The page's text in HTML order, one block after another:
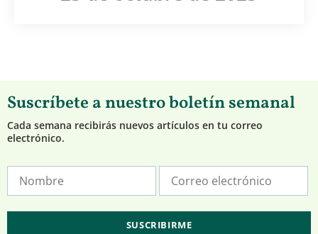
Suscríbete a nuestro boletín semanal
Cada semana recibirás nuevos artículos en tu correo
electrónico.